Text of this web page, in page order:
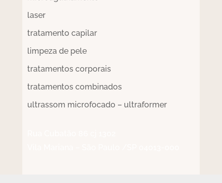
laser
tratamento capilar
limpeza de pele
tratamentos corporais
tratamentos combinados
ultrassom microfocado – ultraformer